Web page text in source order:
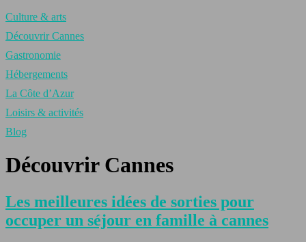
Culture & arts
Découvrir Cannes
Gastronomie
Hébergements
La Côte d’Azur
Loisirs & activités
Blog
Découvrir Cannes
Les meilleures idées de sorties pour
occuper un séjour en famille à cannes